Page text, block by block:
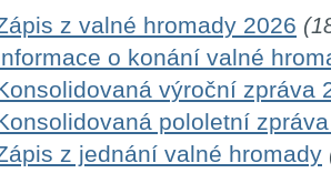
z valné hromady 2026
o konání valné
výroční zpráva
pololetní
z jednání valné hromady